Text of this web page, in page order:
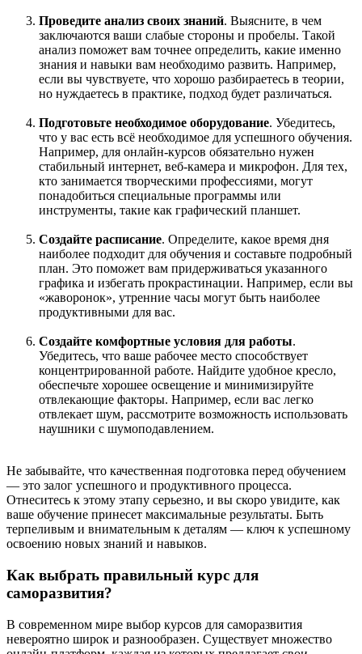
Проведите анализ своих знаний. Выясните, в чем
заключаются ваши слабые стороны и пробелы. Такой
анализ поможет вам точнее определить, какие именно
знания и навыки вам необходимо развить. Например,
если вы чувствуете, что хорошо разбираетесь в теории,
но нуждаетесь в практике, подход будет различаться.
Подготовьте необходимое оборудование. Убедитесь,
что у вас есть всё необходимое для успешного обучения.
Например, для онлайн-курсов обязательно нужен
стабильный интернет, веб-камера и микрофон. Для тех,
кто занимается творческими профессиями, могут
понадобиться специальные программы или
инструменты, такие как графический планшет.
Создайте расписание. Определите, какое время дня
наиболее подходит для обучения и составьте подробный
план. Это поможет вам придерживаться указанного
графика и избегать прокрастинации. Например, если вы
«жаворонок», утренние часы могут быть наиболее
продуктивными для вас.
Создайте комфортные условия для работы.
Убедитесь, что ваше рабочее место способствует
концентрированной работе. Найдите удобное кресло,
обеспечьте хорошее освещение и минимизируйте
отвлекающие факторы. Например, если вас легко
отвлекает шум, рассмотрите возможность использовать
наушники с шумоподавлением.
Не забывайте, что качественная подготовка перед обучением
— это залог успешного и продуктивного процесса.
Отнеситесь к этому этапу серьезно, и вы скоро увидите, как
ваше обучение принесет максимальные результаты. Быть
терпеливым и внимательным к деталям — ключ к успешному
освоению новых знаний и навыков.
Как выбрать правильный курс для
саморазвития?
В современном мире выбор курсов для саморазвития
невероятно широк и разнообразен. Существует множество